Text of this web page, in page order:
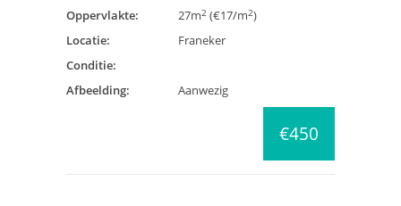
Oppervlakte:
27m2 (€17/m2)
Locatie:
Franeker
Conditie:
Afbeelding:
Aanwezig
€450